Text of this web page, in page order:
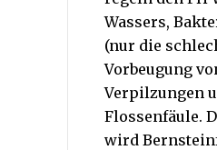
Wassers,
(nur die
Vorbeugung
Verpilzungen
Flossenfäule.
wird